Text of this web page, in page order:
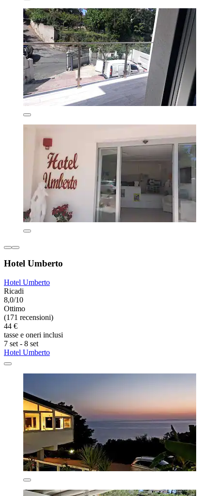
Hotel Umberto
Hotel Umberto
Ricadi
8,0/10
Ottimo
(171 recensioni)
44 €
tasse e oneri inclusi
7 set - 8 set
Hotel Umberto